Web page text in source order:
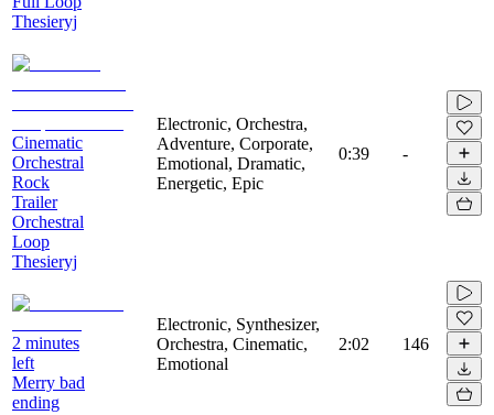
Thesieryj
Cinematic
Orchestral
Rock
Trailer
Orchestral
Loop
Thesieryj
Electronic, Orchestra,
Adventure, Corporate,
Emotional, Dramatic,
Energetic, Epic
0:39 -
2 minutes
left
Merry bad
ending
Electronic, Synthesizer,
Orchestra, Cinematic,
Emotional
2:02 146